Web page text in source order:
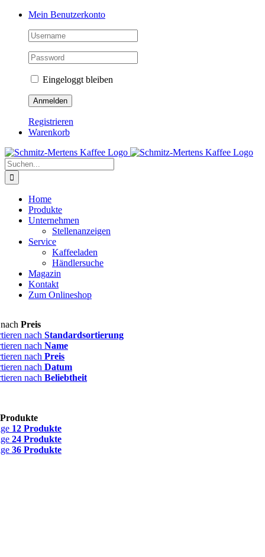
Zum Inhalt springen
Mein Benutzerkonto
Eingeloggt bleiben
Registrieren
Warenkorb
Suche nach:
Home
Produkte
Unternehmen
Stellenanzeigen
Service
Kaffeeladen
Händlersuche
Magazin
Kontakt
Zum Onlineshop
Preis
nach Standardsortierung
nach Name
nach Preis
nach Datum
nach Beliebtheit
12 Produkte
24 Produkte
36 Produkte